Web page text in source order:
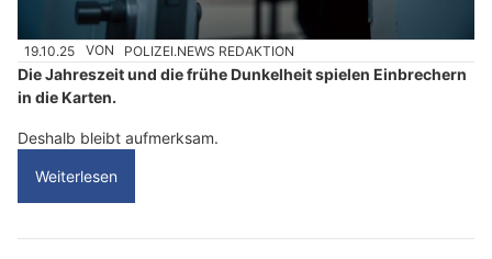
19.10.25 VON POLIZEI.NEWS REDAKTION
Die Jahreszeit und die frühe Dunkelheit spielen Einbrechern
in die Karten.
Deshalb bleibt aufmerksam.
Weiterlesen